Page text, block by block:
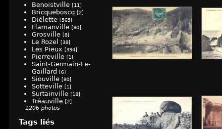
Benoistville [11]
Bricqueboscq [2]
Diélette [565]
Flamanville [80]
Grosville [8]
Le Rozel [38]
Les Pieux [394]
Pierreville [1]
Saint-Germain-Le-
Gaillard
[6]
Siouville [80]
Sotteville [1]
Surtainville [18]
Tréauville [2]
1206 photos
Tags liés